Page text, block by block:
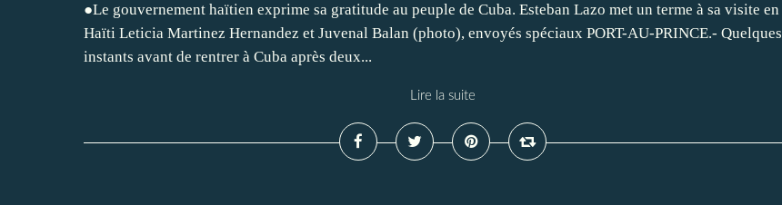
●Le gouvernement haïtien exprime sa gratitude au peuple de Cuba. Esteban Lazo met un terme à sa visite en
Haïti Leticia Martinez Hernandez et Juvenal Balan (photo), envoyés spéciaux PORT-AU-PRINCE.- Quelques
instants avant de rentrer à Cuba après deux...
Lire la suite